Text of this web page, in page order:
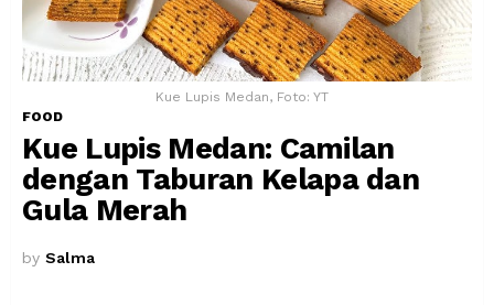
Kue Lupis Medan, Foto: YT
FOOD
Kue Lupis Medan: Camilan
dengan Taburan Kelapa dan
Gula Merah
by Salma